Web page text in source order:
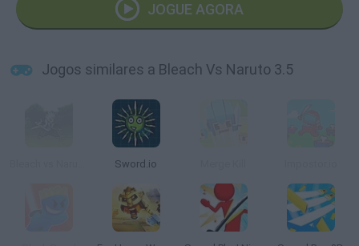
JOGUE AGORA
Jogos similares a Bleach Vs Naruto 3.5
Sword.io